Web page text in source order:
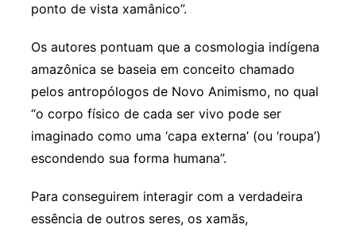
ponto de vista xamânico”.
Os autores pontuam que a cosmologia indígena
amazônica se baseia em conceito chamado
pelos antropólogos de Novo Animismo, no qual
“o corpo físico de cada ser vivo pode ser
imaginado como uma ‘capa externa’ (ou ‘roupa’)
escondendo sua forma humana”.
Para conseguirem interagir com a verdadeira
essência de outros seres, os xamãs,